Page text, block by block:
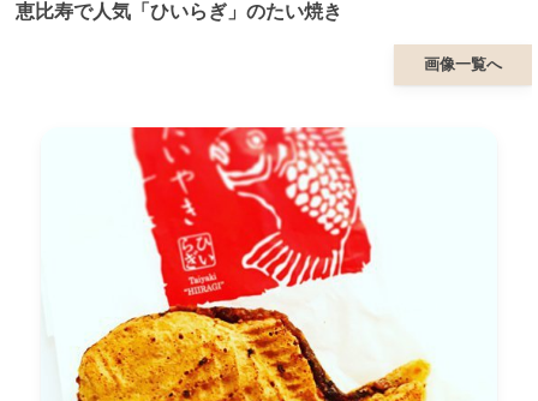
恵比寿で人気「ひいらぎ」のたい焼き
画像一覧へ